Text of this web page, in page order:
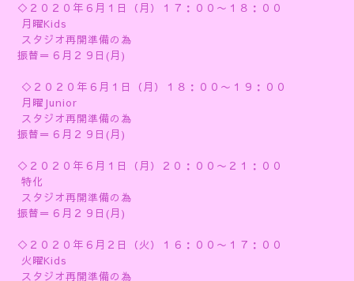
◇２０２０年６月１日（月）１７：００〜１８：００
月曜Kids
スタジオ再開準備の為
振替＝６月２９日(月)
◇２０２０年６月１日（月）１８：００〜１９：００
月曜Junior
スタジオ再開準備の為
振替＝６月２９日(月)
◇２０２０年６月１日（月）２０：００〜２１：００
特化
スタジオ再開準備の為
振替＝６月２９日(月)
◇２０２０年６月２日（火）１６：００〜１７：００
火曜Kids
スタジオ再開準備の為